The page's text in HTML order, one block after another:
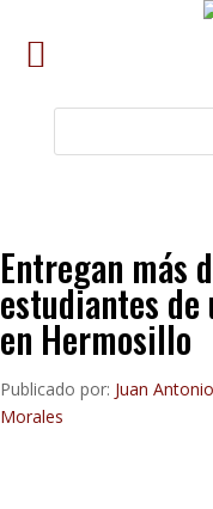
Entregan más
estudiantes
en Hermosillo
Publicado por: Juan
Morales